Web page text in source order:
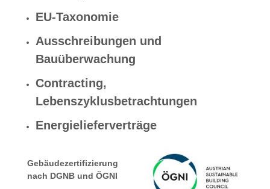
EU-Taxonomie
Ausschreibungen und
Bauüberwachung
Contracting,
Lebenszyklusbetrachtungen
Energielieferverträge
Gebäudezertifizierung
nach DGNB und ÖGNI